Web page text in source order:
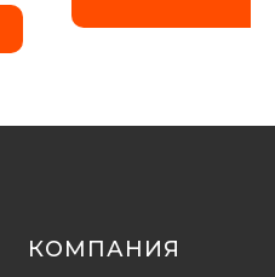
КОМПАНИЯ